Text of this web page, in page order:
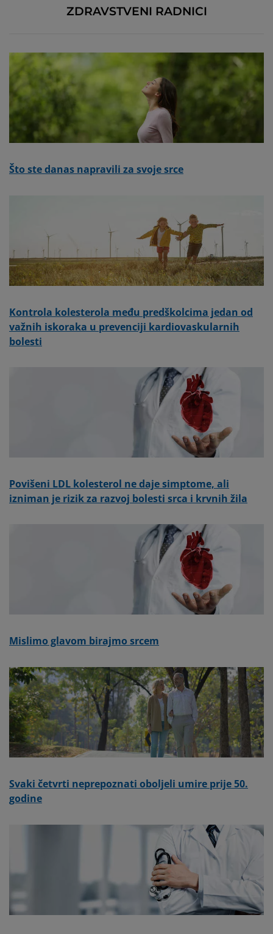
ZDRAVSTVENI RADNICI
Što ste danas napravili za svoje srce
Kontrola kolesterola među predškolcima jedan od
važnih iskoraka u prevenciji kardiovaskularnih
bolesti
Povišeni LDL kolesterol ne daje simptome, ali
izniman je rizik za razvoj bolesti srca i krvnih žila
Mislimo glavom birajmo srcem
Svaki četvrti neprepoznati oboljeli umire prije 50.
godine